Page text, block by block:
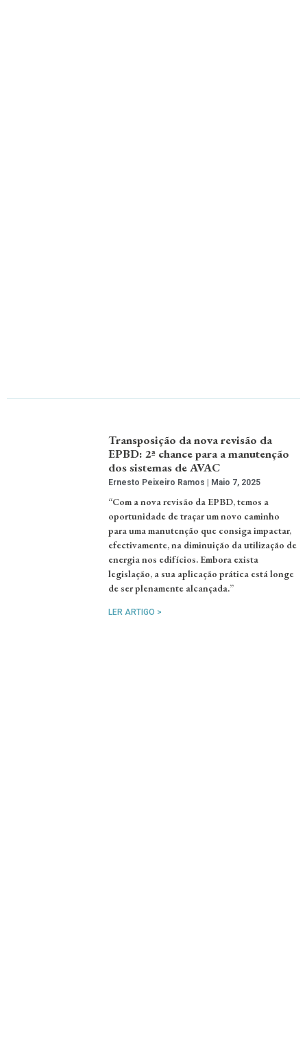
Transposição da nova revisão da
EPBD: 2ª chance para a manutenção
dos sistemas de AVAC
Ernesto Peixeiro Ramos Maio 7, 2025
“Com a nova revisão da EPBD, temos a
oportunidade de traçar um novo caminho
para uma manutenção que consiga impactar,
efectivamente, na diminuição da utilização de
energia nos edifícios. Embora exista
legislação, a sua aplicação prática está longe
de ser plenamente alcançada.”
LER ARTIGO >